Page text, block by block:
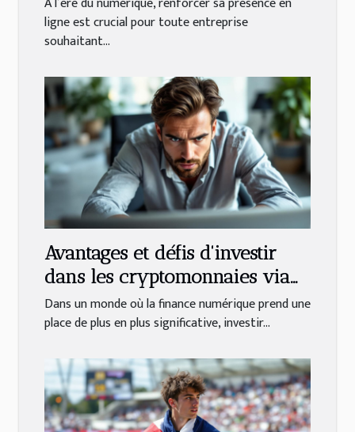
ligne est crucial pour toute entreprise
souhaitant...
Avantages et défis d'investir
dans les cryptomonnaies via
des plateformes spécialisées
Dans un monde où la finance numérique prend une
place de plus en plus significative, investir...